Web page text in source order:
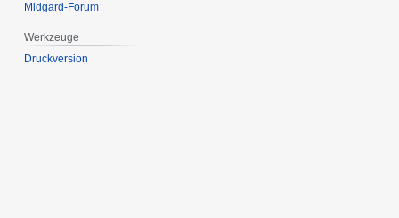
Midgard-Forum
Werkzeuge
Druckversion